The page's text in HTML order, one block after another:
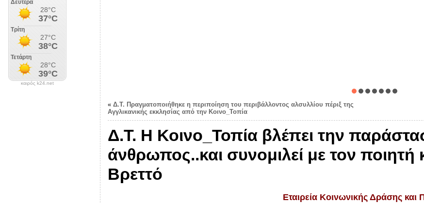
καιρός k24.net
« Δ.Τ. Πραγματοποιήθηκε η περιποίηση του περιβάλλοντος αλσυλλίου πέριξ της
Αγγλικανικής εκκλησίας από την Κοινο_Τοπία
Δ.Τ. Η Κοινο_Τοπία βλέπει την
άνθρωπος..και συνομιλεί με τον
Βρεττό
Εταιρεία Κοινωνικής Δράσης και